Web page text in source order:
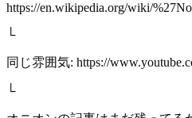
https://en.wikipedia.org/wiki/
└
同じ雰囲気: https://
└